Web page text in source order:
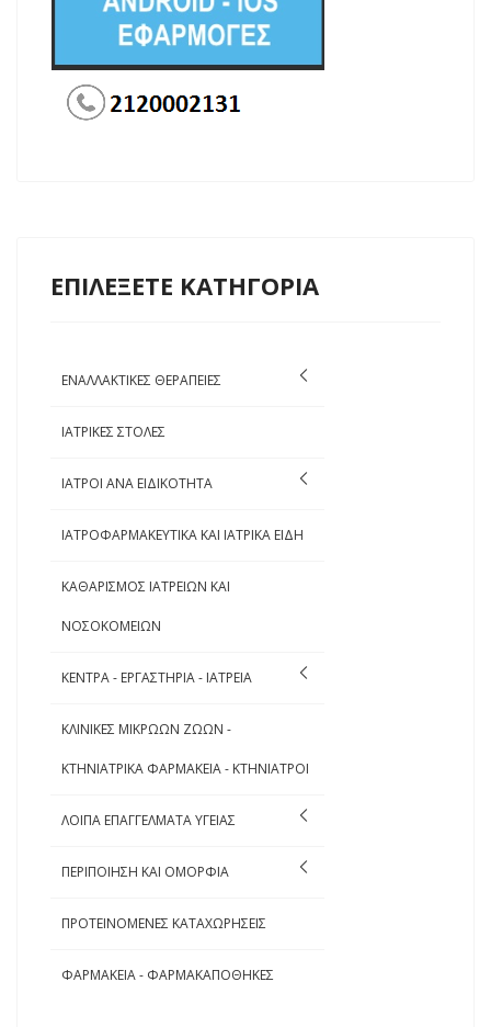
ΕΠΙΛΕΞΕΤΕ ΚΑΤΗΓΟΡΙΑ
ΕΝΑΛΛΑΚΤΙΚΕΣ ΘΕΡΑΠΕΙΕΣ
ΙΑΤΡΙΚΕΣ ΣΤΟΛΕΣ
ΙΑΤΡΟΙ ΑΝΑ ΕΙΔΙΚΟΤΗΤΑ
ΙΑΤΡΟΦΑΡΜΑΚΕΥΤΙΚΑ ΚΑΙ ΙΑΤΡΙΚΑ ΕΙΔΗ
ΚΑΘΑΡΙΣΜΟΣ ΙΑΤΡΕΙΩΝ ΚΑΙ
ΝΟΣΟΚΟΜΕΙΩΝ
ΚΕΝΤΡΑ - ΕΡΓΑΣΤΗΡΙΑ - ΙΑΤΡΕΙΑ
ΚΛΙΝΙΚΕΣ ΜΙΚΡΩΩΝ ΖΩΩΝ -
ΚΤΗΝΙΑΤΡΙΚΑ ΦΑΡΜΑΚΕΙΑ - ΚΤΗΝΙΑΤΡΟΙ
ΛΟΙΠΑ ΕΠΑΓΓΕΛΜΑΤΑ ΥΓΕΙΑΣ
ΠΕΡΙΠΟΙΗΣΗ ΚΑΙ ΟΜΟΡΦΙΑ
ΠΡΟΤΕΙΝΟΜΕΝΕΣ ΚΑΤΑΧΩΡΗΣΕΙΣ
ΦΑΡΜΑΚΕΙΑ - ΦΑΡΜΑΚΑΠΟΘΗΚΕΣ